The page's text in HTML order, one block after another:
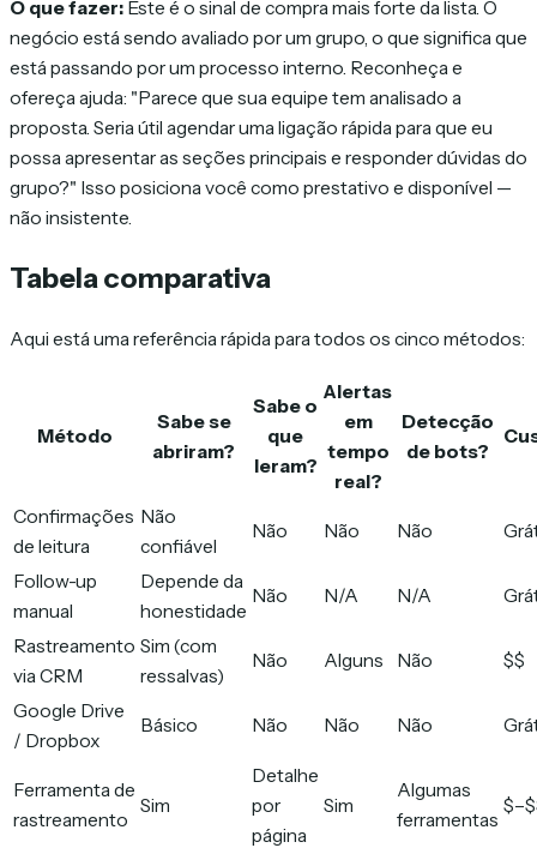
O que fazer: Este é o sinal de compra mais forte da lista. O
negócio está sendo avaliado por um grupo, o que significa que
está passando por um processo interno. Reconheça e
ofereça ajuda: "Parece que sua equipe tem analisado a
proposta. Seria útil agendar uma ligação rápida para que eu
possa apresentar as seções principais e responder dúvidas do
grupo?" Isso posiciona você como prestativo e disponível —
não insistente.
Tabela comparativa
Aqui está uma referência rápida para todos os cinco métodos:
Método
Sabe se
abriram?
Sabe o
que
leram?
Alertas
em
tempo
real?
Detecção
de bots?
Confirmações
de leitura
Não
confiável
Não Não Não
Follow-up
manual
Depende da
honestidade
Não N/A N/A
Rastreamento
via CRM
Sim (com
ressalvas)
Não Alguns Não $$
Google Drive
/ Dropbox
Básico Não Não Não
Ferramenta de
rastreamento
Sim
Detalhe
por
página
Sim
Algumas
ferramentas